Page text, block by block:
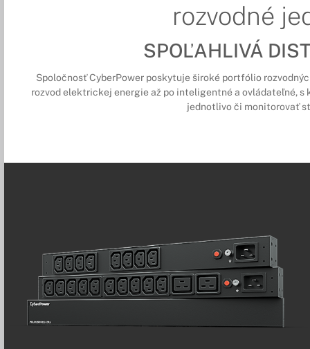
rozvodné
SPOĽAHLIVÁ
Spoločnosť CyberPower poskytuje široké portfólio
rozvod elektrickej energie až po inteligentné a ovládateľné,
jednotlivo či monitorovať